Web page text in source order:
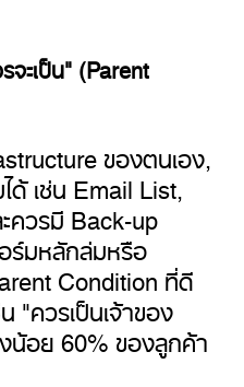
ะเป็น" (Parent
ของตนเอง,
เช่น Email List,
ควรมี Back-up
มหลักล่มหรือ
Condition ที่ดี
"ควรเป็นเจ้าของ
น้อย 60% ของลูกค้า